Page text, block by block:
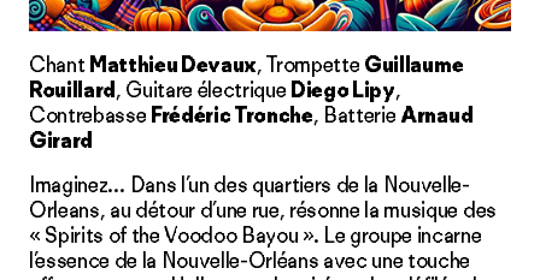
Chant Matthieu Devaux, Trompette Guillaume
Rouillard , Guitare électrique Diego Lipy,
Contrebasse Frédéric Tronche, Batterie Arnaud
Girard
Imaginez… Dans l’un des quartiers de la Nouvelle-
Orleans, au détour d’une rue, résonne la musique des
« Spirits of the Voodoo Bayou ». Le groupe incarne
l’essence de la Nouvelle-Orléans avec une touche